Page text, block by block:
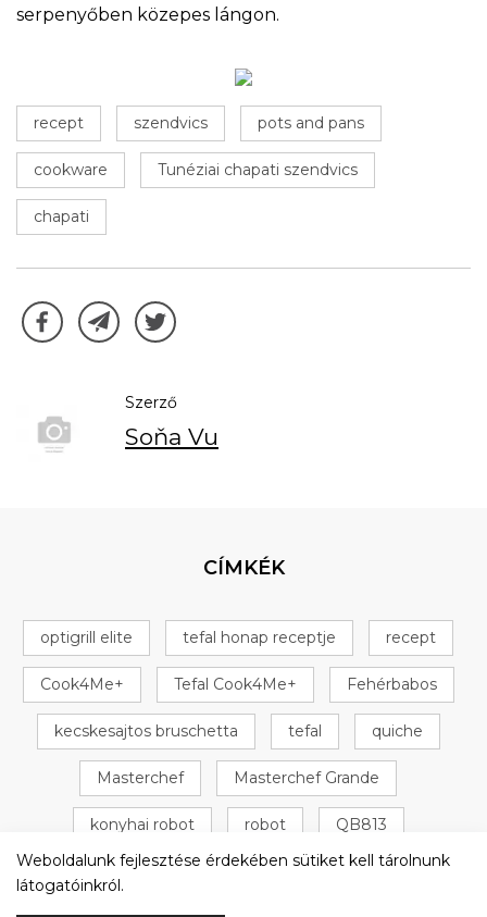
serpenyőben közepes lángon.
recept szendvics pots and pans
cookware Tunéziai chapati szendvics
chapati
Szerző
Soňa Vu
CÍMKÉK
optigrill elite tefal honap receptje recept
Cook4Me+ Tefal Cook4Me+ Fehérbabos
kecskesajtos bruschetta tefal quiche
Masterchef Masterchef Grande
konyhai robot robot QB813
Omlós tészta + 16 következő
Weboldalunk fejlesztése érdekében sütiket kell tárolnunk
látogatóinkról.